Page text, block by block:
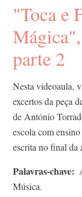
"Toca e
parte 2
Nesta videoaula,
excertos da peça
de António
escola com
escrita no final da
Palavras-chave
Música.